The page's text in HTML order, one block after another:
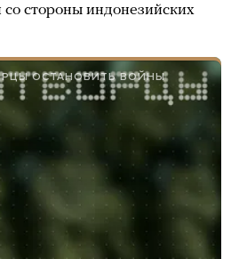
со стороны индонезийских
ОСТАНОВИТЬ ВОЙНЫ